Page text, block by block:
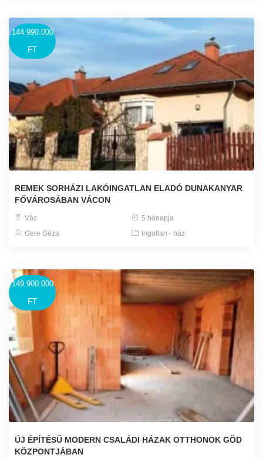
144.990.000
FT
REMEK SORHÁZI LAKÓINGATLAN ELADÓ DUNAKANYAR
FŐVÁROSÁBAN VÁCON
Vác
5 hónapja
Gere Géza
Ingatlan - ház
149.900.000
FT
ÚJ ÉPÍTÉSŰ MODERN CSALÁDI HÁZAK OTTHONOK GÖD
KÖZPONTJÁBAN